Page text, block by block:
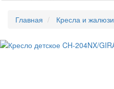
Главная Кресла и жалюзи